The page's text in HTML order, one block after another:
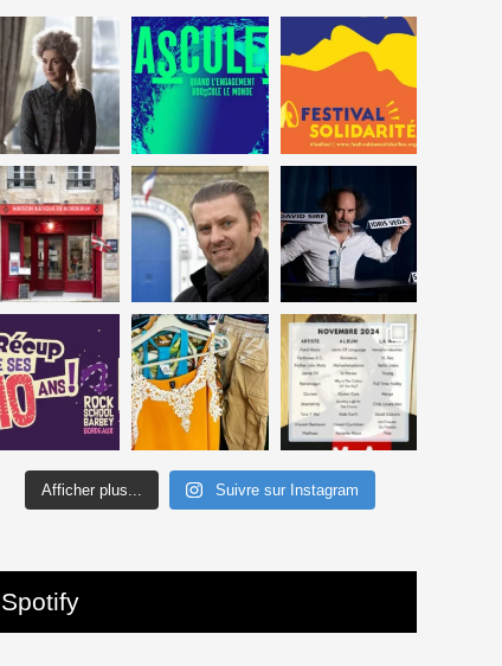
Afficher plus... Suivre sur Instagram
Spotify